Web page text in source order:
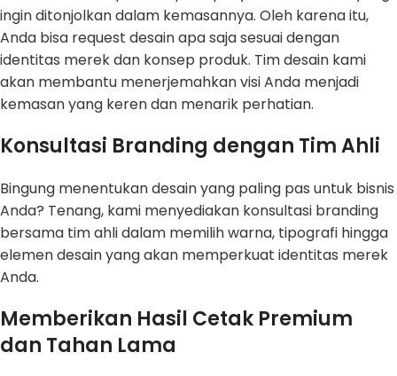
ingin ditonjolkan dalam kemasannya. Oleh karena itu,
Anda bisa request desain apa saja sesuai dengan
identitas merek dan konsep produk. Tim desain kami
akan membantu menerjemahkan visi Anda menjadi
kemasan yang keren dan menarik perhatian.
Konsultasi Branding dengan Tim Ahli
Bingung menentukan desain yang paling pas untuk bisnis
Anda? Tenang, kami menyediakan konsultasi branding
bersama tim ahli dalam memilih warna, tipografi hingga
elemen desain yang akan memperkuat identitas merek
Anda.
Memberikan Hasil Cetak Premium
dan Tahan Lama